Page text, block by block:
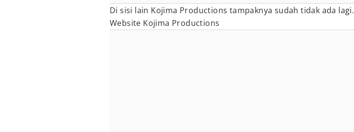
Di sisi lain Kojima Productions tampaknya sudah tidak ada lagi.
Website Kojima Productions